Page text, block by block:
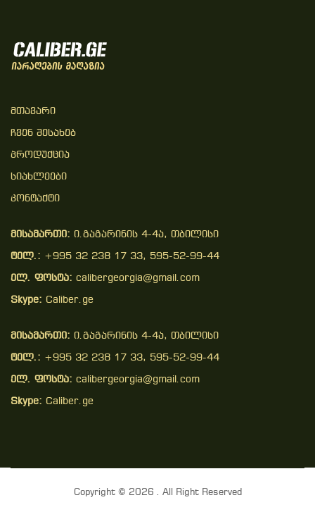
Მთავარი
Ჩვენ Შესახებ
Პროდუქცია
Სიახლეები
Კონტაქტი
მისამართი: ი.გაგარინის 4-4ა, თბილისი
ტელ.: +995 32 238 17 33, 595-52-99-44
ელ. ფოსტა: calibergeorgia@gmail.com
Skype: Caliber.ge
მისამართი: ი.გაგარინის 4-4ა, თბილისი
ტელ.: +995 32 238 17 33, 595-52-99-44
ელ. ფოსტა: calibergeorgia@gmail.com
Skype: Caliber.ge
Copyright © 2026 . All Right Reserved